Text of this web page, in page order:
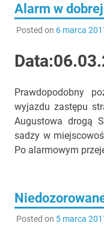
Alarm w
Posted on 6 marca
Prawdopodobny
wyjazdu zastępu
Augustowa drogą
sadzy w
Po alarmowym
Posted on 5 marca